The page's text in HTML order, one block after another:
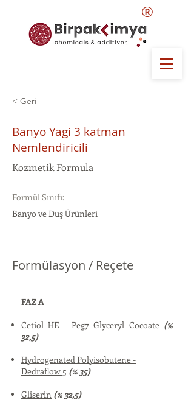
®
< Geri
Banyo Yagi 3 katman
Nemlendiricili
Kozmetik Formula
Formül Sınıfı:
Banyo ve Duş Ürünleri
Formülasyon / Reçete
FAZ A
Cetiol HE - Peg7 Glyceryl Cocoate(%
32,5)
Hydrogenated Polyisobutene -
Dedraflow 5 (% 35)
Gliserin (% 32,5)